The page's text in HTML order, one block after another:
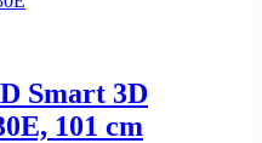
Smart 3D
101 cm